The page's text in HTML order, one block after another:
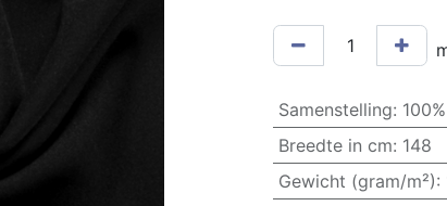
Samenstelling:
Breedte in cm: 148
Gewicht (gram/m²):